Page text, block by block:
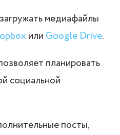
медиафайлы
или Google Drive.
планировать
социальной
посты,